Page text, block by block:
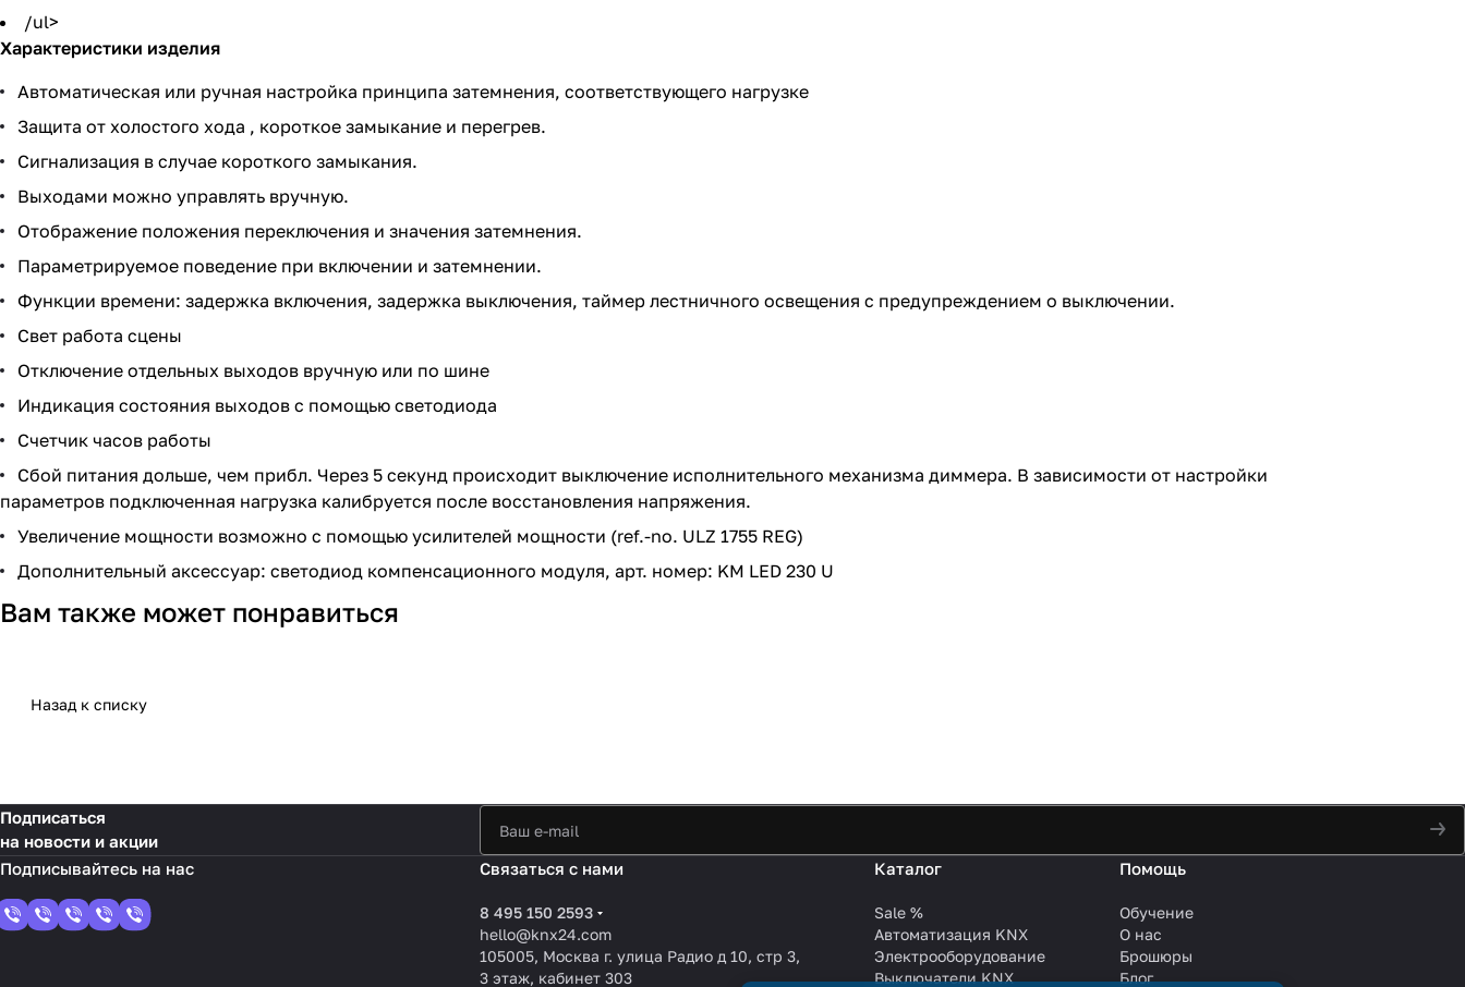
/ul>
Характеристики изделия
Автоматическая или ручная настройка принципа затемнения, соответствующего нагрузке
Защита от холостого хода , короткое замыкание и перегрев.
Сигнализация в случае короткого замыкания.
Выходами можно управлять вручную.
Отображение положения переключения и значения затемнения.
Параметрируемое поведение при включении и затемнении.
Функции времени: задержка включения, задержка выключения, таймер лестничного освещения с предупреждением о выключении.
Свет работа сцены
Отключение отдельных выходов вручную или по шине
Индикация состояния выходов с помощью светодиода
Счетчик часов работы
Сбой питания дольше, чем прибл. Через 5 секунд происходит выключение исполнительного механизма диммера. В зависимости от настройки
параметров подключенная нагрузка калибруется после восстановления напряжения.
Увеличение мощности возможно с помощью усилителей мощности (ref.-no. ULZ 1755 REG)
Дополнительный аксессуар: светодиод компенсационного модуля, арт. номер: KM LED 230 U
Вам также может понравиться
Назад к списку
Подписаться
на новости и акции
Связаться с нами
8 495 150 2593
hello@knx24.com
105005, Москва г. улица Радио д 10, стр 3,
3 этаж, кабинет 303
Каталог
Sale %
Автоматизация KNX
Электрооборудование
Выключатели KNX
Помощь
Обучение
О нас
Брошюры
Блог